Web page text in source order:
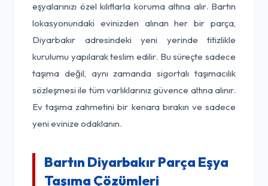
eşyalarınızı özel kılıflarla koruma altına alır. Bartın
lokasyonundaki evinizden alınan her bir parça,
Diyarbakır adresindeki yeni yerinde titizlikle
kurulumu yapılarak teslim edilir. Bu süreçte sadece
taşıma değil, aynı zamanda sigortalı taşımacılık
sözleşmesi ile tüm varlıklarınız güvence altına alınır.
Ev taşıma zahmetini bir kenara bırakın ve sadece
yeni evinize odaklanın.
Bartın Diyarbakır Parça Eşya
Taşıma Çözümleri